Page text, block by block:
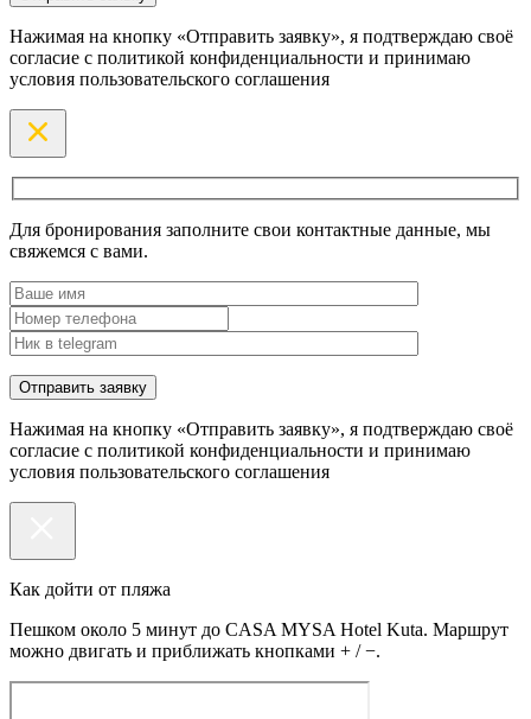
Нажимая на кнопку «Отправить заявку», я подтверждаю своё
согласие с политикой конфиденциальности и принимаю
условия пользовательского соглашения
Для бронирования заполните свои контактные данные, мы
свяжемся с вами.
Нажимая на кнопку «Отправить заявку», я подтверждаю своё
согласие с политикой конфиденциальности и принимаю
условия пользовательского соглашения
Как дойти от пляжа
Пешком около 5 минут до CASA MYSA Hotel Kuta. Маршрут
можно двигать и приближать кнопками + / −.